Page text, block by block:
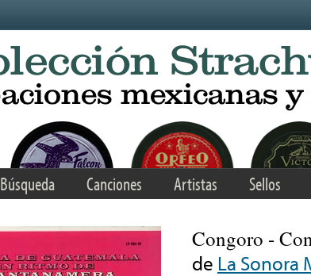
Búsqueda Canciones Artistas Sellos
Congoro -
de La Sonora